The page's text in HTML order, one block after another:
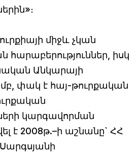
միջև չկան
իսկ
Անկարայի
փակ է հայ-թուրքական
կարգավորման
է 2008թ.–ի աշնանը` ՀՀ